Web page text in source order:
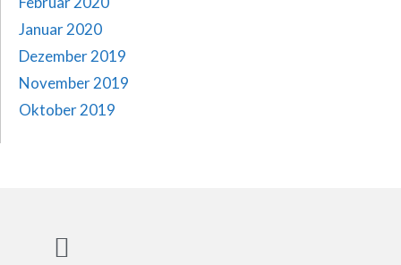
Januar 2020
Dezember 2019
November 2019
Oktober 2019